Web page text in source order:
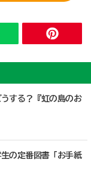
する？『虹の島のお
の定番図書「お手紙